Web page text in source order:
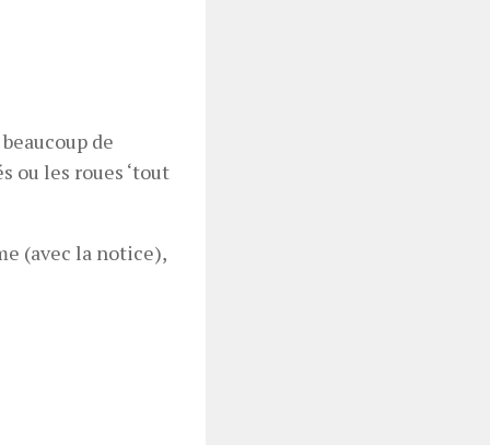
de
ou les roues ‘tout
(avec la notice),